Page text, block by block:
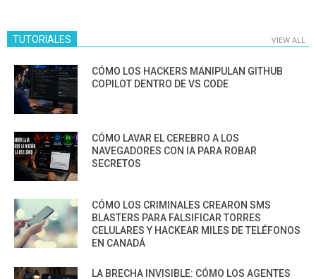
TUTORIALES VIEW ALL
CÓMO LOS HACKERS MANIPULAN GITHUB
COPILOT DENTRO DE VS CODE
CÓMO LAVAR EL CEREBRO A LOS
NAVEGADORES CON IA PARA ROBAR
SECRETOS
CÓMO LOS CRIMINALES CREARON SMS
BLASTERS PARA FALSIFICAR TORRES
CELULARES Y HACKEAR MILES DE TELÉFONOS
EN CANADÁ
LA BRECHA INVISIBLE: CÓMO LOS AGENTES